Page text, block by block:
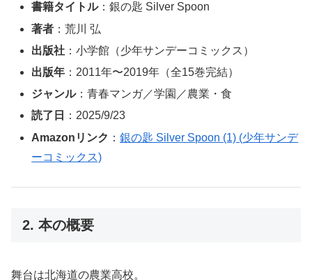
書籍タイトル：銀の匙 Silver Spoon
著者 ：荒川 弘
出版社 ：小学館（少年サンデーコミックス）
出版年 ：2011年〜2019年（全15巻完結）
ジャンル：青春マンガ／学園／農業・食
読了日
：2025/9/23
Amazonリンク ：銀の匙 Silver Spoon (1) (少年サンデ
ーコミックス)
2. 本の概要
舞台は北海道の農業高校。